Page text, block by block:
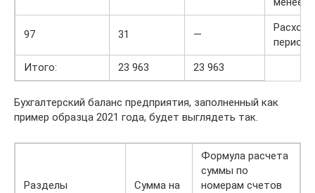
97 31 —
Итого:
23 963 23 963
Бухгалтерский баланс предприятия, заполненный как
пример образца 2021 года, будет выглядеть так.
Разделы
Сумма на
Формула расчета
суммы по
номерам счетов